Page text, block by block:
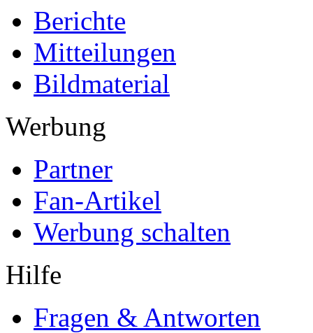
Berichte
Mitteilungen
Bildmaterial
Werbung
Partner
Fan-Artikel
Werbung schalten
Hilfe
Fragen & Antworten